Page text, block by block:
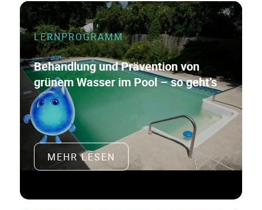
LERNPROGRAMM
Behandlung und Prävention von
grünem Wasser im Pool – so geht’s
MEHR LESEN